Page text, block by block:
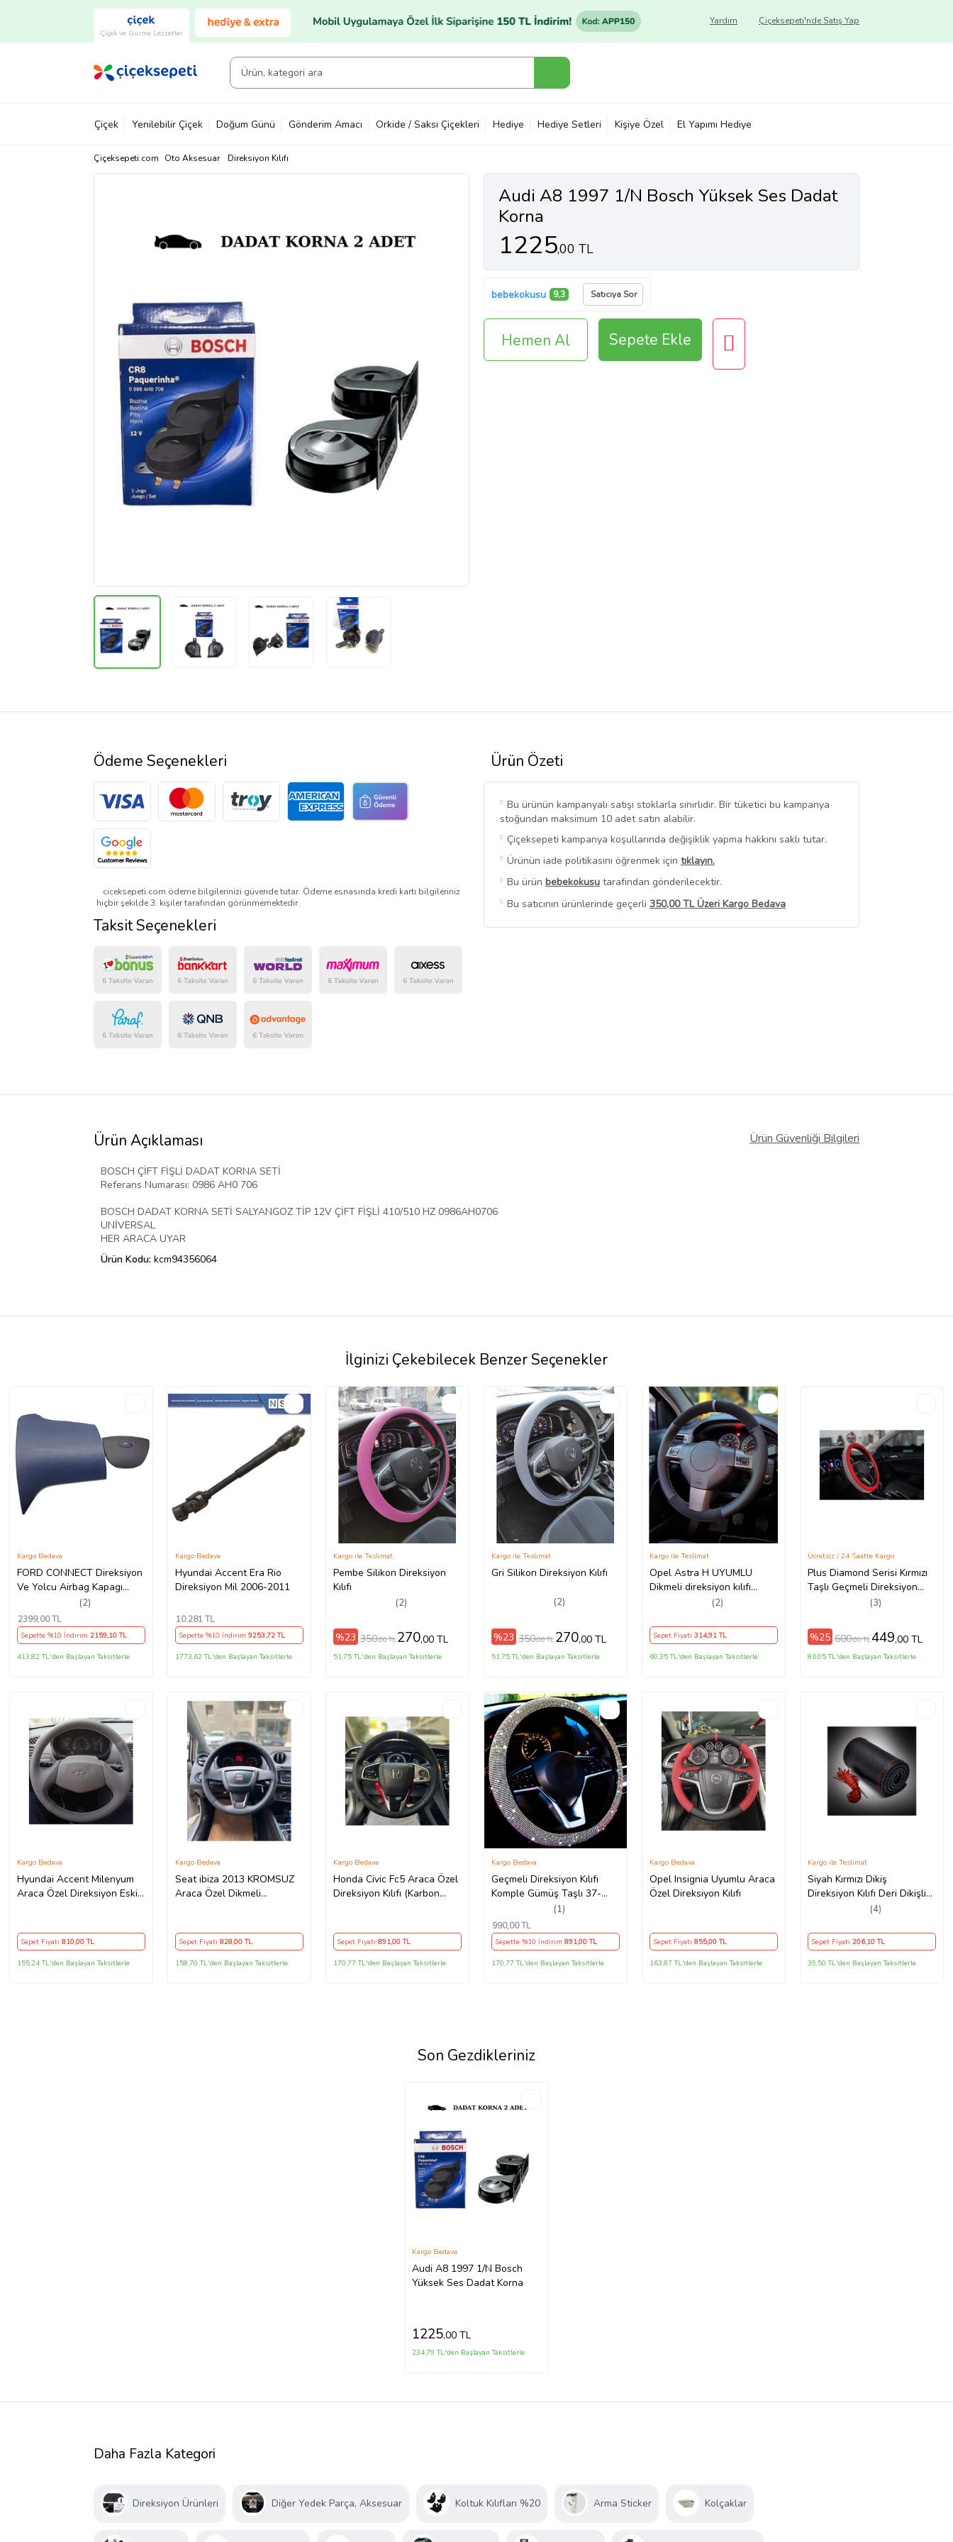
Çiçek ve Gurme Lezzetler
Çiçeksepeti'nde Satış Yap
Yardım
Çiçek Yenilebilir Çiçek Doğum Günü Gönderim Amacı Orkide / Saksı Çiçekleri Hediye Hediye Setleri Kişiye Özel El Yapımı Hediye
Çiçeksepeti.com Oto Aksesuar Direksiyon Kılıfı
Audi A8 1997 1/N Bosch Yüksek Ses Dadat
Korna
1225,00 TL
bebekokusu 9,3 Satıcıya Sor
Hemen Al Sepete Ekle
Ürün Özeti
Bu ürünün kampanyalı satışı stoklarla sınırlıdır. Bir tüketici bu kampanya
stoğundan maksimum 10 adet satın alabilir.
Çiçeksepeti kampanya koşullarında değişiklik yapma hakkını saklı tutar.
Ürünün iade politikasını öğrenmek için tıklayın.
Bu ürün bebekokusu tarafından gönderilecektir.
Bu satıcının ürünlerinde geçerli 350,00 TL Üzeri Kargo Bedava
Bu SatıcınınTüm Ürünlerini Görüntüle
Ödeme Seçenekleri
ciceksepeti.com ödeme bilgilerinizi güvende tutar. Ödeme esnasında kredi kartı bilgileriniz
hiçbir şekilde 3. kişiler tarafından görünmemektedir.
Taksit Seçenekleri
Ürün Açıklaması Ürün Güvenliği Bilgileri
BOSCH ÇİFT FİŞLİ DADAT KORNA SETİ
Referans Numarası: 0986 AH0 706
BOSCH DADAT KORNA SETİ SALYANGOZ TİP 12V ÇİFT FİŞLİ 410/510 HZ 0986AH0706
UNİVERSAL
HER ARACA UYAR
Ürün Kodu: kcm94356064
İlginizi Çekebilecek Benzer Seçenekler
FORD CONNECT Direksiyon
Ve Yolcu Airbag Kapagı
Takım (2009-2014) İthal
Üretim
(2)
Kargo Bedava
2399,00 TL
Sepette %10 İndirim 2159,10 TL
413,82 TL'den Başlayan Taksitlerle
Hyundai Accent Era Rio
Direksiyon Mil 2006-2011
Kargo Bedava
10.281TL
Sepette %10 İndirim 9253,72 TL
1773,62 TL'den Başlayan Taksitlerle
Pembe Silikon Direksiyon
Kılıfı
(2)
Kargo ile Teslimat
%23 350,00 TL 270,00 TL
51,75 TL'den Başlayan Taksitlerle
Gri Silikon Direksiyon Kılıfı
(2)
Kargo ile Teslimat
%23 350,00 TL 270,00 TL
51,75 TL'den Başlayan Taksitlerle
Opel Astra H UYUMLU
Dikmeli direksiyon kılıfı
noktalı alkantra gri yüzüklü (
(2)
Kargo ile Teslimat
Sepet Fiyatı314,91 TL
60,35 TL'den Başlayan Taksitlerle
Plus Diamond Serisi Kırmızı
Taşlı Geçmeli Direksiyon
(3)
Ücretsiz / 24 Saatte Kargo
%25 600,00 TL449,00 TL
86,05 TL'den Başlayan Taksitlerle
Hyundai Accent Milenyum
Araca Özel Direksiyon Eski
Kargo Bedava
Sepet Fiyatı 810,00 TL
155,24 TL'den Başlayan Taksitlerle
Seat ibiza 2013 KROMSUZ
Araca Özel Dikmeli
Kargo Bedava
Sepet Fiyatı 828,00 TL
158,70 TL'den Başlayan Taksitlerle
Honda Civic Fc5 Araca Özel
Direksiyon Kılıfı (Karbon
Kargo Bedava
Sepet Fiyatı 891,00 TL
170,77 TL'den Başlayan Taksitlerle
Geçmeli Direksiyon Kılıfı
Komple Gümüş Taşlı 37-
(1)
Kargo Bedava
990,00 TL
Sepette %10 İndirim 891,00 TL
170,77 TL'den Başlayan Taksitlerle
Opel Insignia Uyumlu Araca
Özel Direksiyon Kılıfı
Kargo Bedava
Sepet Fiyatı855,00 TL
163,87 TL'den Başlayan Taksitlerle
Siyah Kırmızı Dikiş
Direksiyon Kılıfı Deri Dikişli
Direksiyon Kılıf Kokusuz Kılıf
(4)
Kargo ile Teslimat
Sepet Fiyatı206,10 TL
39,50 TL'den Başlayan Taksitlerle
Son Gezdikleriniz
Audi A8 1997 1/N Bosch
Yüksek Ses Dadat Korna
Kargo Bedava
1225,00 TL
234,79 TL'den Başlayan Taksitlerle
Daha Fazla Kategori
Direksiyon Ürünleri Diğer Yedek Parça, Aksesuar Koltuk Kılıfları %20 Arma Sticker Kolçaklar